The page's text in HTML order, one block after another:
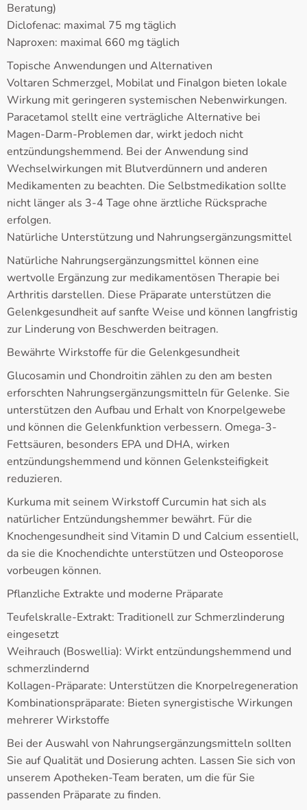
Beratung)
Diclofenac: maximal 75 mg täglich
Naproxen: maximal 660 mg täglich
Topische Anwendungen und Alternativen
Voltaren Schmerzgel, Mobilat und Finalgon bieten lokale
Wirkung mit geringeren systemischen Nebenwirkungen.
Paracetamol stellt eine verträgliche Alternative bei
Magen-Darm-Problemen dar, wirkt jedoch nicht
entzündungshemmend. Bei der Anwendung sind
Wechselwirkungen mit Blutverdünnern und anderen
Medikamenten zu beachten. Die Selbstmedikation sollte
nicht länger als 3-4 Tage ohne ärztliche Rücksprache
erfolgen.
Natürliche Unterstützung und Nahrungsergänzungsmittel
Natürliche Nahrungsergänzungsmittel können eine
wertvolle Ergänzung zur medikamentösen Therapie bei
Arthritis darstellen. Diese Präparate unterstützen die
Gelenkgesundheit auf sanfte Weise und können langfristig
zur Linderung von Beschwerden beitragen.
Bewährte Wirkstoffe für die Gelenkgesundheit
Glucosamin und Chondroitin zählen zu den am besten
erforschten Nahrungsergänzungsmitteln für Gelenke. Sie
unterstützen den Aufbau und Erhalt von Knorpelgewebe
und können die Gelenkfunktion verbessern. Omega-3-
Fettsäuren, besonders EPA und DHA, wirken
entzündungshemmend und können Gelenksteifigkeit
reduzieren.
Kurkuma mit seinem Wirkstoff Curcumin hat sich als
natürlicher Entzündungshemmer bewährt. Für die
Knochengesundheit sind Vitamin D und Calcium essentiell,
da sie die Knochendichte unterstützen und Osteoporose
vorbeugen können.
Pflanzliche Extrakte und moderne Präparate
Teufelskralle-Extrakt: Traditionell zur Schmerzlinderung
eingesetzt
Weihrauch (Boswellia): Wirkt entzündungshemmend und
schmerzlindernd
Kollagen-Präparate: Unterstützen die Knorpelregeneration
Kombinationspräparate: Bieten synergistische Wirkungen
mehrerer Wirkstoffe
Bei der Auswahl von Nahrungsergänzungsmitteln sollten
Sie auf Qualität und Dosierung achten. Lassen Sie sich von
unserem Apotheken-Team beraten, um die für Sie
passenden Präparate zu finden.